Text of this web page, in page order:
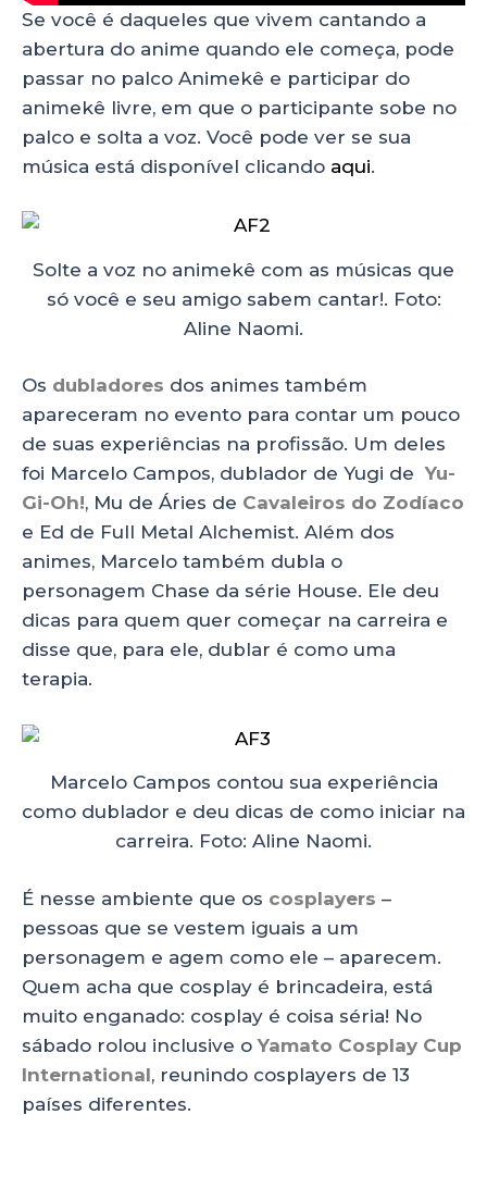
Se você é daqueles que vivem cantando a
abertura do anime quando ele começa, pode
passar no palco Animekê e participar do
animekê livre, em que o participante sobe no
palco e solta a voz. Você pode ver se sua
música está disponível clicando aqui.
Solte a voz no animekê com as músicas que
só você e seu amigo sabem cantar!. Foto:
Aline Naomi.
Os dubladores dos animes também
apareceram no evento para contar um pouco
de suas experiências na profissão. Um deles
foi Marcelo Campos, dublador de Yugi deYu-
Gi-Oh!, Mu de Áries de Cavaleiros do Zodíaco
e Ed de Full Metal Alchemist. Além dos
animes, Marcelo também dubla o
personagem Chase da série House. Ele deu
dicas para quem quer começar na carreira e
disse que, para ele, dublar é como uma
terapia.
Marcelo Campos contou sua experiência
como dublador e deu dicas de como iniciar na
carreira. Foto: Aline Naomi.
É nesse ambiente que os cosplayers –
pessoas que se vestem iguais a um
personagem e agem como ele – aparecem.
Quem acha que cosplay é brincadeira, está
muito enganado: cosplay é coisa séria! No
sábado rolou inclusive oYamato Cosplay Cup
International, reunindo cosplayers de 13
países diferentes.